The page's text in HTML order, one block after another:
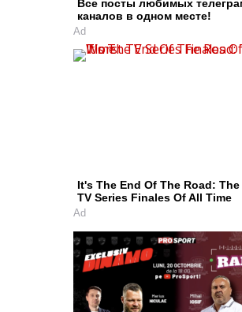
Все посты любимых
каналов в одном месте!
Ad
It's The End Of The Road:
TV Series Finales Of All Time
Ad